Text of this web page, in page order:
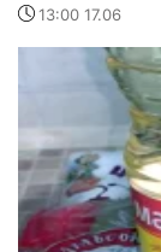
13:00 17.06